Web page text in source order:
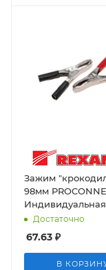
Зажим
98мм
Индивидуальная
упаковка 2шт
Достаточно
67.63 ₽
В